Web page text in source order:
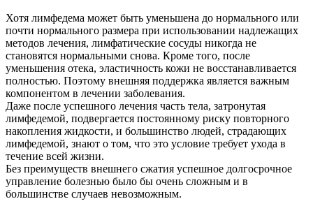
Хотя лимфедема может быть уменьшена до нормального или
почти нормального размера при использовании надлежащих
методов лечения, лимфатические сосуды никогда не
становятся нормальными снова. Кроме того, после
уменьшения отека, эластичность кожи не восстанавливается
полностью. Поэтому внешняя поддержка является важным
компонентом в лечении заболевания.
Даже после успешного лечения часть тела, затронутая
лимфедемой, подвергается постоянному риску повторного
накопления жидкости, и большинство людей, страдающих
лимфедемой, знают о том, что это условие требует ухода в
течение всей жизни.
Без преимуществ внешнего сжатия успешное долгосрочное
управление болезнью было бы очень сложным и в
большинстве случаев невозможным.